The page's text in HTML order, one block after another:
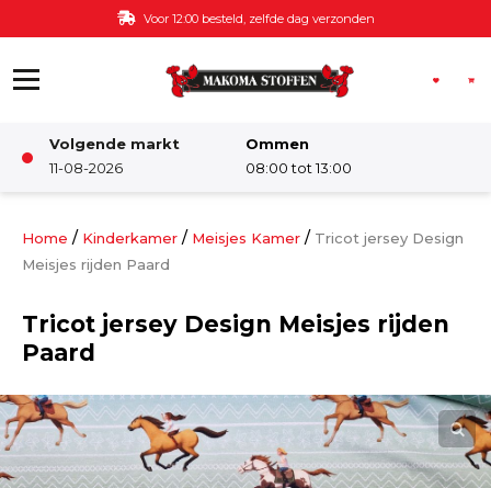
Ga naar de inhoud Voor 12:00 besteld, zelfde dag verzonden
Volgende markt
11-08-2026
Ommen
08:00 tot 13:00
Damesstoffen
Kinderkamer
Home / Kinderkamer / Meisjes Kamer / Tricot jersey Design
Meisjes rijden Paard
Tricot jersey Design Meisjes rijden
Paard